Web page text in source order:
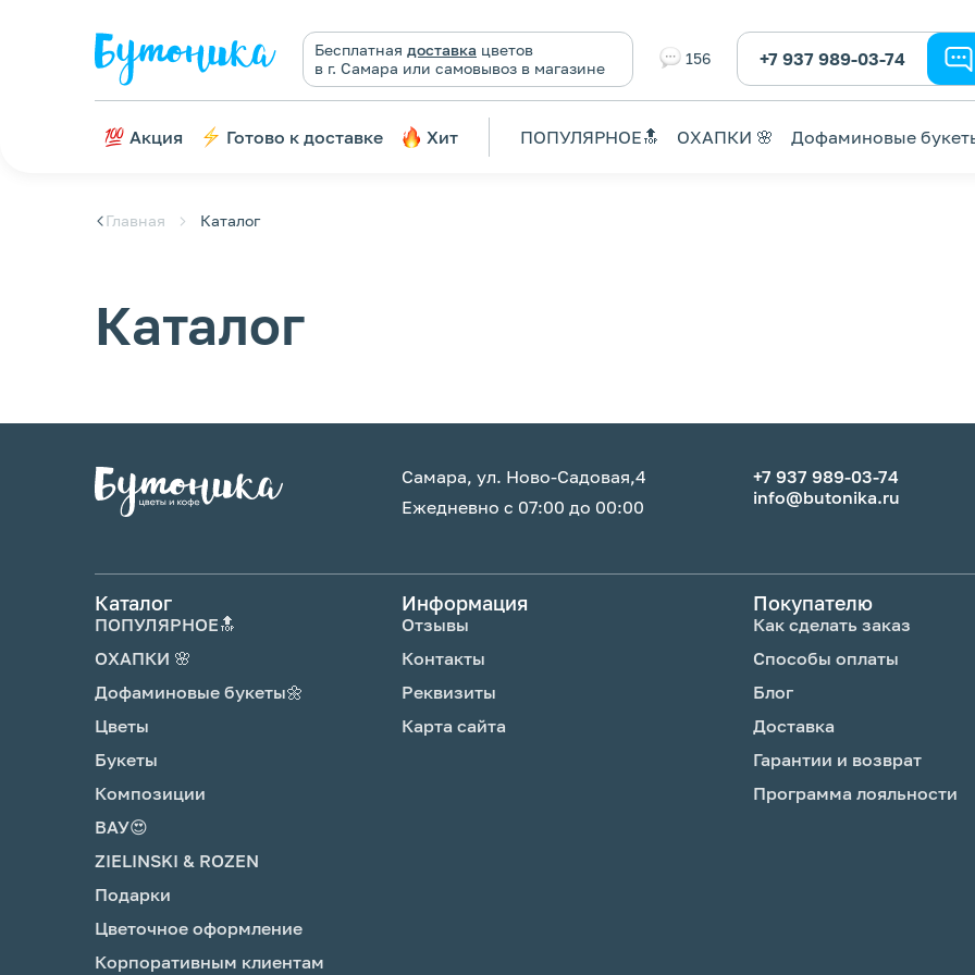
Бесплатная доставка цветов
в г. Самара или самовывоз в магазине
156 +7 937 989-03-74
Акция Готово к доставке Хит ПОПУЛЯРНОЕ🔝 ОХАПКИ 🌸 Дофаминовые
Главная Каталог
Каталог
Самара, ул. Ново-Садовая,4
Ежедневно с 07:00 до 00:00
+7 937 989-03-74
info@butonika.ru
Каталог
ПОПУЛЯРНОЕ🔝
ОХАПКИ 🌸
Дофаминовые букеты🌼
Цветы
Букеты
Композиции
ВАУ😍
ZIELINSKI & ROZEN
Подарки
Цветочное оформление
Корпоративным клиентам
Информация
Отзывы
Контакты
Реквизиты
Карта сайта
Покупателю
Как сделать заказ
Способы оплаты
Блог
Доставка
Гарантии и возврат
Программа лояльности